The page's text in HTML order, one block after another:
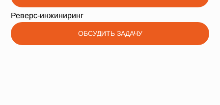
Реверс-инжиниринг
ОБСУДИТЬ ЗАДАЧУ